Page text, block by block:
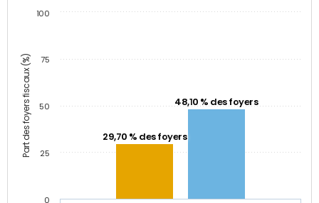
Part des foyers fiscaux (%) 29,70 % des foyers
48,10 % des foyers
0
25
50
75
100